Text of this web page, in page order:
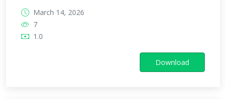
March 14, 2026
7
1.0
Download